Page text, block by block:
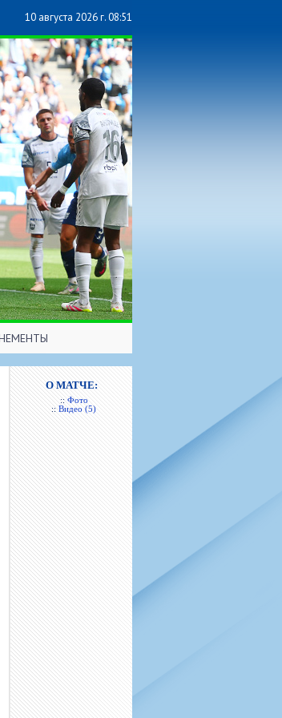
10 августа 2026 г. 08:51
Афиша
О МАТЧЕ:
::Фото
::Видео (5)